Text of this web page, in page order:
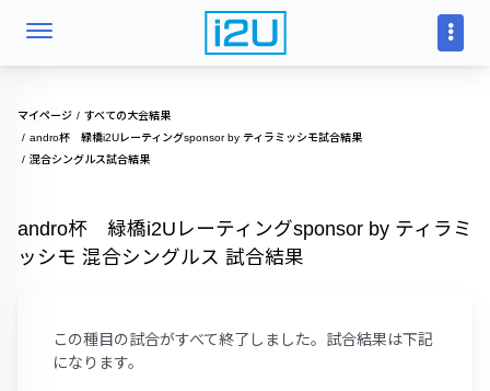
マイページ
すべての大会結果
andro杯 緑橋i2Uレーティングsponsor by ティラミッシモ試合結果
混合シングルス試合結果
andro杯 緑橋i2Uレーティングsponsor by ティラミ
ッシモ 混合シングルス 試合結果
この種目の試合がすべて終了しました。試合結果は下記
になります。